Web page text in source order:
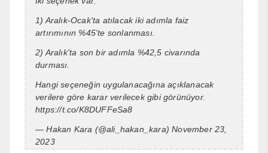
1) Aralık-Ocak'ta atılacak iki adımla faiz
artırımının %45'te sonlanması.
2) Aralık'ta son bir adımla %42,5 civarında
durması.
Hangi seçeneğin uygulanacağına açıklanacak
verilere göre karar verilecek gibi görünüyor.
https://t.co/K8DUFFeSa8
— Hakan Kara (@ali_hakan_kara)November 23,
2023